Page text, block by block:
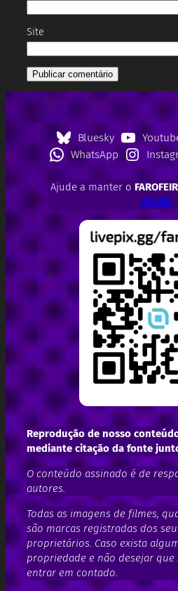
Site
Bluesky
WhatsApp
Ajude a manter o
APOIE!
Reprodução de nosso
mediante citação da fonte
O conteúdo assinado é de
autores.
Todas as imagens de filmes,
são marcas registradas dos
proprietários. Caso exista
propriedade e não desejar
entrar em contado.